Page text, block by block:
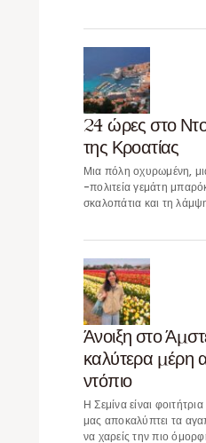
24 ώρες στο
της Κροατίας
Μια πόλη οχυρωμένη,
-πολιτεία γεμάτη
σκαλοπάτια και τη
Άνοιξη στο
καλύτερα μέρη
ντόπιο
Η Σεμίνα είναι
μας αποκαλύπτει τα
να χαρείς την πιο